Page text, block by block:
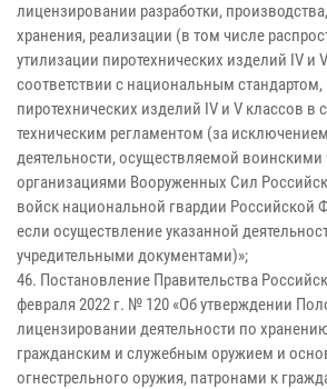
лицензировании разработки,
хранения, реализации (в том числе
утилизации пиротехнических изделий IV и
соответствии с национальным
пиротехнических изделий IV и V классов в
техническим регламентом (за
деятельности, осуществляемой воинскими
организациями Вооруженных Сил
войск национальной гвардии Российской
если осуществление указанной
учредительными документами)»;
46. Постановление Правительства
февраля 2022 г. № 120 «Об утверждении
лицензировании деятельности по
гражданским и служебным оружием и
огнестрельного оружия, патронами к